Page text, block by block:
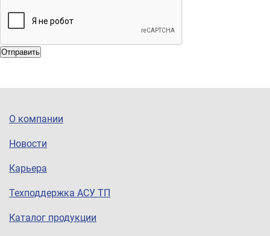
Отправить
О компании
Новости
Карьера
Техподдержка АСУ ТП
Каталог продукции